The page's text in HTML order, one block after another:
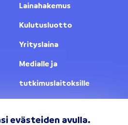
evästeiden avulla.
Lainahakemus
Kulutusluotto
Yrityslaina
Medialle ja
tutkimuslaitoksille